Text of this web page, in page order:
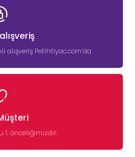
alışveriş Petihtiyac.com’da
önceliğimizdir.